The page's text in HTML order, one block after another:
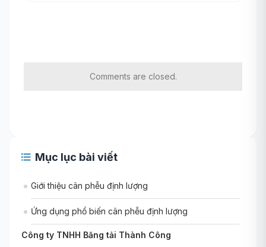
Comments are closed.
Mục lục bài viết
Giới thiệu cân phễu định lượng
Ứng dụng phổ biến cân phễu định lượng
Công ty TNHH Băng tải Thành Công